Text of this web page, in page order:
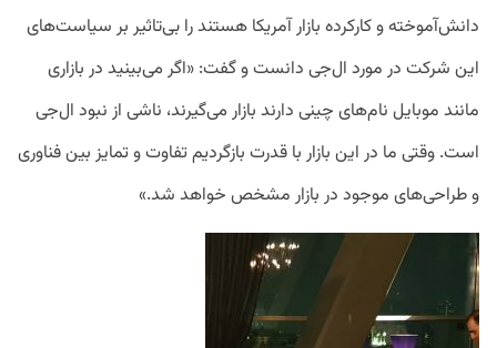
دانش‌آموخته و کارکرده بازار آمریکا هستند را بی‌تاثیر بر سیاست‌های
این شرکت در مورد ال‌جی دانست و گفت: «اگر می‌بینید در بازاری
مانند موبایل نام‌های چینی دارند بازار می‌گیرند، ناشی از نبود ال‌جی
است. وقتی ما در این بازار با قدرت بازگردیم تفاوت و تمایز بین فناوری
و طراحی‌های موجود در بازار مشخص خواهد شد.»